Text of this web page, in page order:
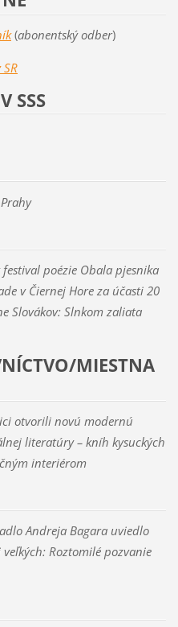
(abonentský odber)
SSS
poézie Obala pjesnika
v Čiernej Hore za účasti 20
Slovákov: Slnkom zaliata
MIESTNA
otvorili novú modernú
literatúry – kníh kysuckých
interiérom
Andreja Bagara uviedlo
Roztomilé pozvanie